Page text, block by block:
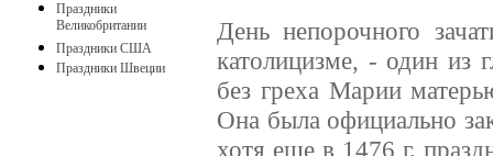
Праздники
Великобритании
Праздники США
Праздники Швеции
День непорочного
католицизме, - один из
без греха Марии
Она была официально
хотя еще в 1476 г.